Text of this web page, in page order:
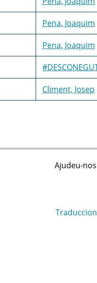
Pena, Joaquim
Pena, Joaquim
Climent, Josep
Ajudeu-